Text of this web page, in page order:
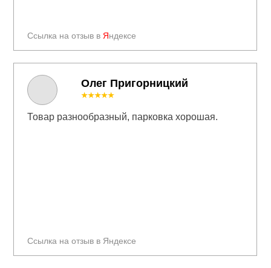
Олег Пригорницкий
Ссылка на отзыв в Яндексе
Ссылка на отзыв в Яндексе
★★★★★
Товар разнообразный, парковка хорошая.